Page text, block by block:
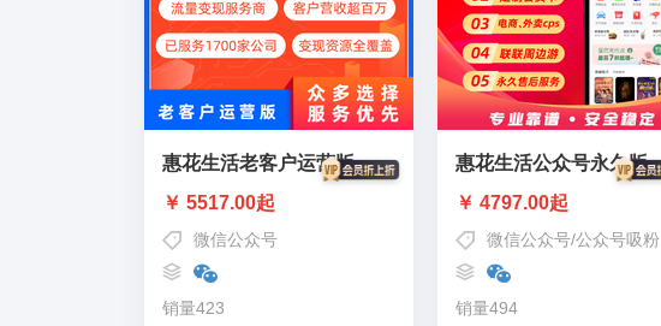
惠花生活老客户运营版
￥ 5517.00起
微信公众号
销量423
惠花生活公众号永久版
￥ 4797.00起
微信公众号/公众号吸粉
销量494